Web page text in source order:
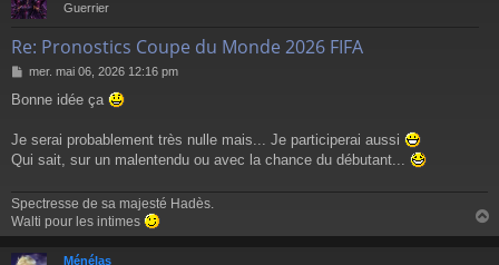
Guerrier
Re: Pronostics Coupe du Monde 2026 FIFA
M
s
a
mer. mai 06, 2026 12:16 pm
Bonne idée ça
Je serai probablement très nulle mais... Je participerai aussi
Qui sait, sur un malentendu ou avec la chance du débutant...
Spectresse de sa majesté Hadès.
Walti pour les intimes
a
Ménélas